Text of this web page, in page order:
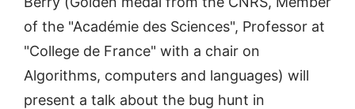
of the "Académie des Sciences", Professor at
"College de France" with a chair on
Algorithms, computers and languages) will
present a talk about the bug hunt in